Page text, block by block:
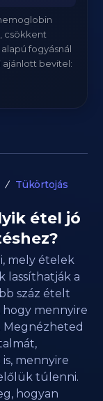
csökkent
fogyásnál
ajánlott bevitel:
Tükörtojás
étel jó
mely ételek
lassíthatják a
száz ételt
hogy mennyire
Megnézheted
mennyire
túlenni.
hogyan